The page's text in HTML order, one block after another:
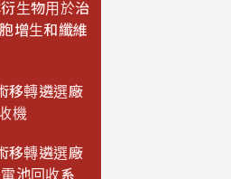
生物用於治
增生和纖維
移轉遴選廠
機
移轉遴選廠
池回收系